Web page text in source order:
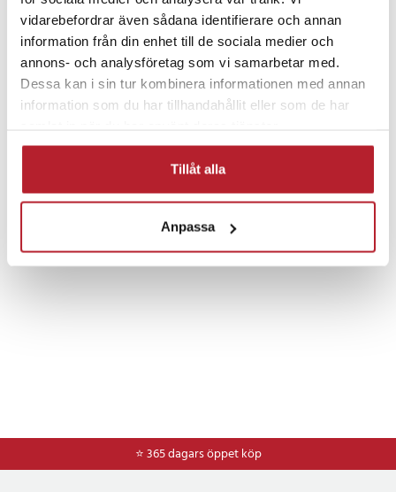
vidarebefordrar även sådana identifierare och annan
information från din enhet till de sociala medier och
annons- och analysföretag som vi samarbetar med.
Dessa kan i sin tur kombinera informationen med annan
information som du har tillhandahållit eller som de har
Tillåt alla
Anpassa
Felkodsläsare OBD2
⭐ 365 dagars öppet köp